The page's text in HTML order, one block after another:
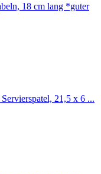
18 cm lang *guter
21,5 x 6 ...